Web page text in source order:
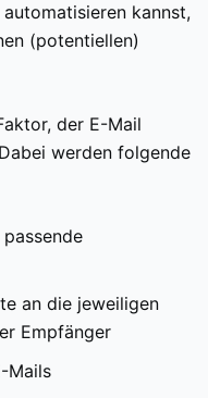
kannst,
(potentiellen)
der E-Mail
werden folgende
an die jeweiligen
Empfänger
Mails